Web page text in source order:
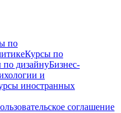
по
Курсы по
по дизайнуБизнес-
и
иностранных
соглашение